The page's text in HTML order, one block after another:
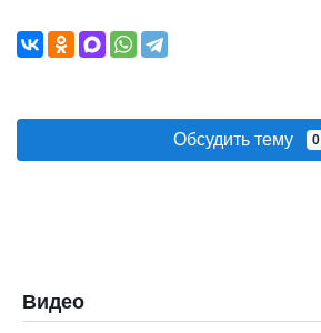
Обсудить тему 0
Видео